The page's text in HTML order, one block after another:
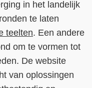
in het landelijk
te laten
teelten. Een andere
om te vormen tot
De website
van oplossingen